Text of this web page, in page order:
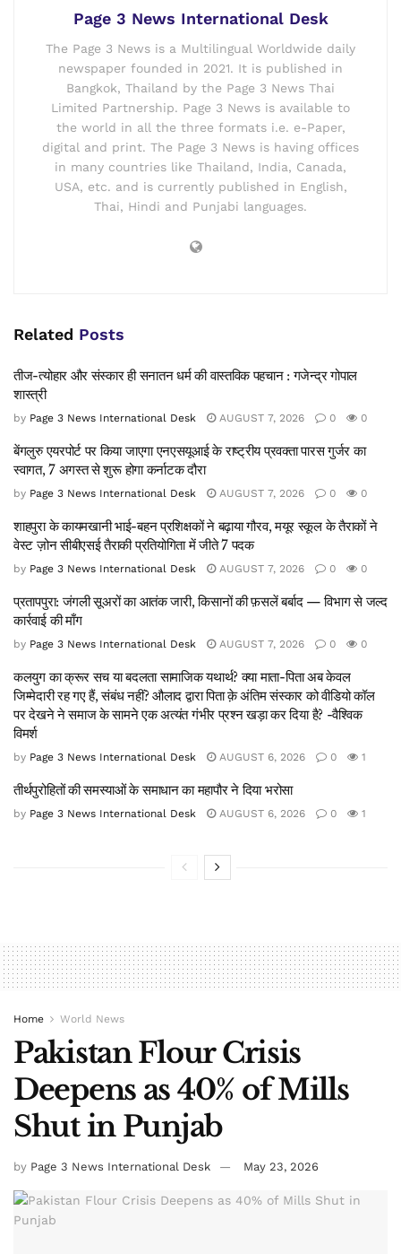
Page 3 News International Desk
The Page 3 News is a Multilingual Worldwide daily
newspaper founded in 2021. It is published in
Bangkok, Thailand by the Page 3 News Thai
Limited Partnership. Page 3 News is available to
the world in all the three formats i.e. e-Paper,
digital and print. The Page 3 News is having offices
in many countries like Thailand, India, Canada,
USA, etc. and is currently published in English,
Thai, Hindi and Punjabi languages.
Related Posts
तीज-त्योहार और संस्कार ही सनातन धर्म की वास्तविक पहचान : गजेन्द्र गोपाल
शास्त्री
by Page 3 News International Desk AUGUST 7, 2026 0 0
बेंगलुरु एयरपोर्ट पर किया जाएगा एनएसयूआई के राष्ट्रीय प्रवक्ता पारस गुर्जर का
स्वागत, 7 अगस्त से शुरू होगा कर्नाटक दौरा
by Page 3 News International Desk AUGUST 7, 2026 0 0
शाहपुरा के कायमखानी भाई-बहन प्रशिक्षकों ने बढ़ाया गौरव, मयूर स्कूल के तैराकों ने
वेस्ट ज़ोन सीबीएसई तैराकी प्रतियोगिता में जीते 7 पदक
by Page 3 News International Desk AUGUST 7, 2026 0 0
प्रतापपुरा: जंगली सूअरों का आतंक जारी, किसानों की फ़सलें बर्बाद — विभाग से जल्द
कार्रवाई की माँग
by Page 3 News International Desk AUGUST 7, 2026 0 0
कलयुग का क्रूर सच या बदलता सामाजिक यथार्थ? क्या माता-पिता अब केवल
जिम्मेदारी रह गए हैं, संबंध नहीं? औलाद द्वारा पिता क़े अंतिम संस्कार को वीडियो कॉल
पर देखने ने समाज के सामने एक अत्यंत गंभीर प्रश्न खड़ा कर दिया है? -वैश्विक
विमर्श
by Page 3 News International Desk AUGUST 6, 2026 0 1
तीर्थपुरोहितों की समस्याओं के समाधान का महापौर ने दिया भरोसा
by Page 3 News International Desk AUGUST 6, 2026 0 1
Home World News
Pakistan Flour Crisis
Deepens as 40% of Mills
Shut in Punjab
by Page 3 News International Desk May 23, 2026